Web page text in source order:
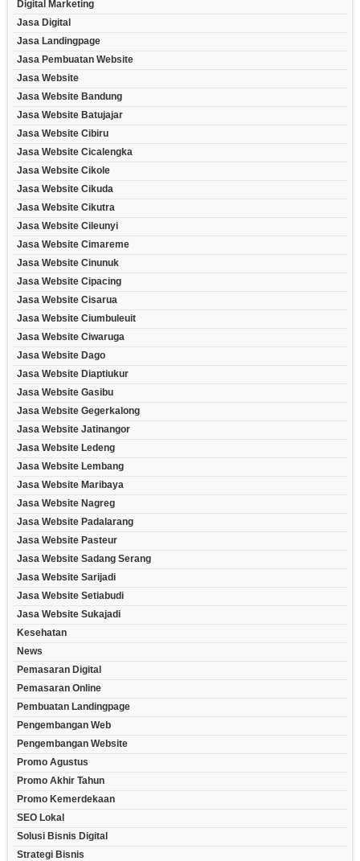
Digital Marketing
Jasa Digital
Jasa Landingpage
Jasa Pembuatan Website
Jasa Website
Jasa Website Bandung
Jasa Website Batujajar
Jasa Website Cibiru
Jasa Website Cicalengka
Jasa Website Cikole
Jasa Website Cikuda
Jasa Website Cikutra
Jasa Website Cileunyi
Jasa Website Cimareme
Jasa Website Cinunuk
Jasa Website Cipacing
Jasa Website Cisarua
Jasa Website Ciumbuleuit
Jasa Website Ciwaruga
Jasa Website Dago
Jasa Website Diaptiukur
Jasa Website Gasibu
Jasa Website Gegerkalong
Jasa Website Jatinangor
Jasa Website Ledeng
Jasa Website Lembang
Jasa Website Maribaya
Jasa Website Nagreg
Jasa Website Padalarang
Jasa Website Pasteur
Jasa Website Sadang Serang
Jasa Website Sarijadi
Jasa Website Setiabudi
Jasa Website Sukajadi
Kesehatan
News
Pemasaran Digital
Pemasaran Online
Pembuatan Landingpage
Pengembangan Web
Pengembangan Website
Promo Agustus
Promo Akhir Tahun
Promo Kemerdekaan
SEO Lokal
Solusi Bisnis Digital
Strategi Bisnis